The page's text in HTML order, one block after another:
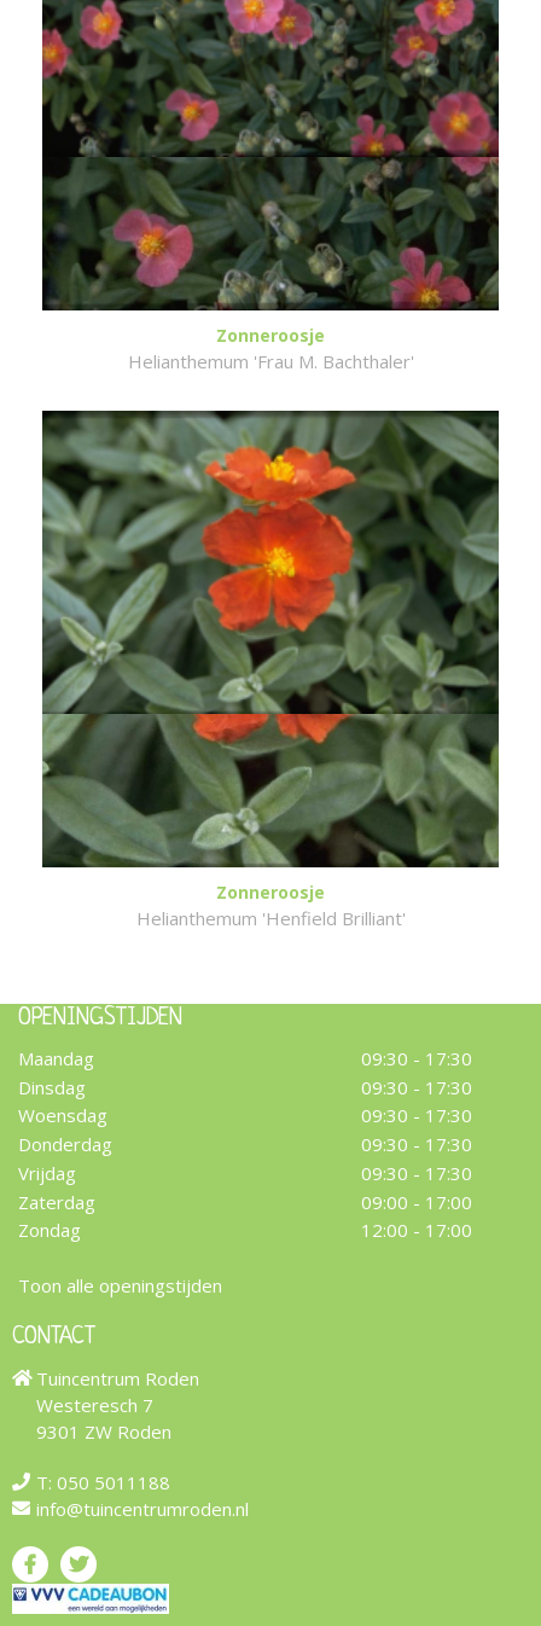
Zonneroosje
Helianthemum 'Frau M. Bachthaler'
Zonneroosje
Helianthemum 'Henfield Brilliant'
OPENINGSTIJDEN
Maandag
09:30 - 17:30
Dinsdag
09:30 - 17:30
Woensdag
09:30 - 17:30
Donderdag
09:30 - 17:30
Vrijdag
09:30 - 17:30
Zaterdag
09:00 - 17:00
Zondag
12:00 - 17:00
Toon alle openingstijden
CONTACT
Tuincentrum Roden
Westeresch 7
9301 ZW Roden
T: 050 5011188
info@tuincentrumroden.nl